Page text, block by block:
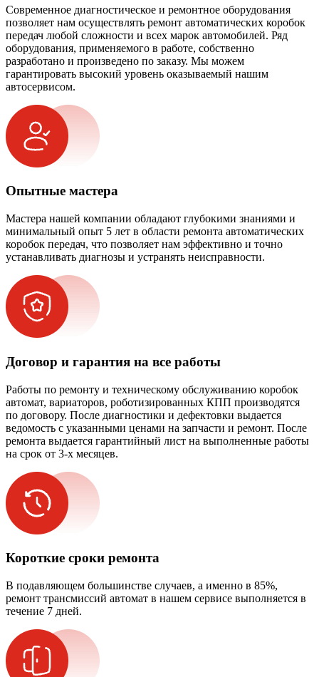
Современное диагностическое и ремонтное оборудования
позволяет нам осуществлять ремонт автоматических коробок
передач любой сложности и всех марок автомобилей. Ряд
оборудования, применяемого в работе, собственно
разработано и произведено по заказу. Мы можем
гарантировать высокий уровень оказываемый нашим
автосервисом.
Опытные мастера
Мастера нашей компании обладают глубокими знаниями и
минимальный опыт 5 лет в области ремонта автоматических
коробок передач, что позволяет нам эффективно и точно
устанавливать диагнозы и устранять неисправности.
Договор и гарантия на все работы
Работы по ремонту и техническому обслуживанию коробок
автомат, вариаторов, роботизированных КПП производятся
по договору. После диагностики и дефектовки выдается
ведомость с указанными ценами на запчасти и ремонт. После
ремонта выдается гарантийный лист на выполненные работы
на срок от 3-х месяцев.
Короткие сроки ремонта
В подавляющем большинстве случаев, а именно в 85%,
ремонт трансмиссий автомат в нашем сервисе выполняется в
течение 7 дней.